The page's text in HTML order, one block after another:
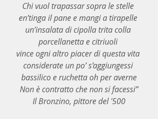
Chi vuol trapassar sopra le stelle
en’tinga il pane e mangi a tirapelle
un’insalata di cipolla trita colla
porcellanetta e citriuoli
vince ogni altro piacer di questa vita
considerate un po’ s’aggiungessi
bassilico e ruchetta oh per averne
Non è contratto che non si facessi”
Il Bronzino, pittore del '500